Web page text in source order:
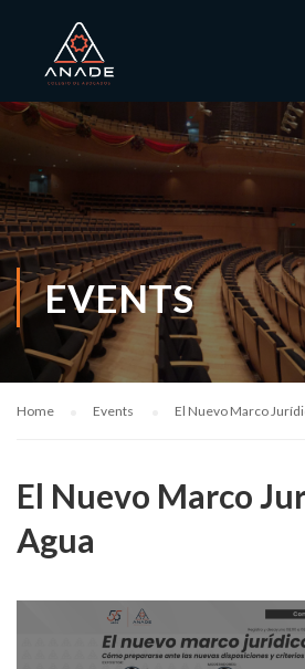
EVENTS
Home Events El Nuevo Marco
El Nuevo Marco
Agua